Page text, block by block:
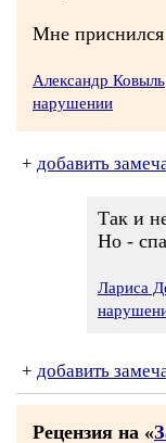
Мне
Александр Ковыль
нарушении
+ добавить
Так и
Но -
Лариса
+ добавить
Рецензия на «